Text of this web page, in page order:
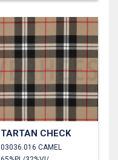
TARTAN CHECK
03036.016 CAMEL